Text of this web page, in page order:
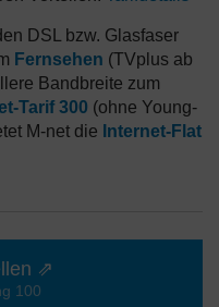
DSL bzw. Glasfaser
Fernsehen (TVplus ab
Bandbreite zum
Tarif 300 (ohne Young-
M-net die Internet-Flat
⇗
100